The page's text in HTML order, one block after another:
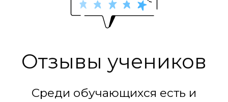
Отзывы учеников
Среди обучающихся есть и